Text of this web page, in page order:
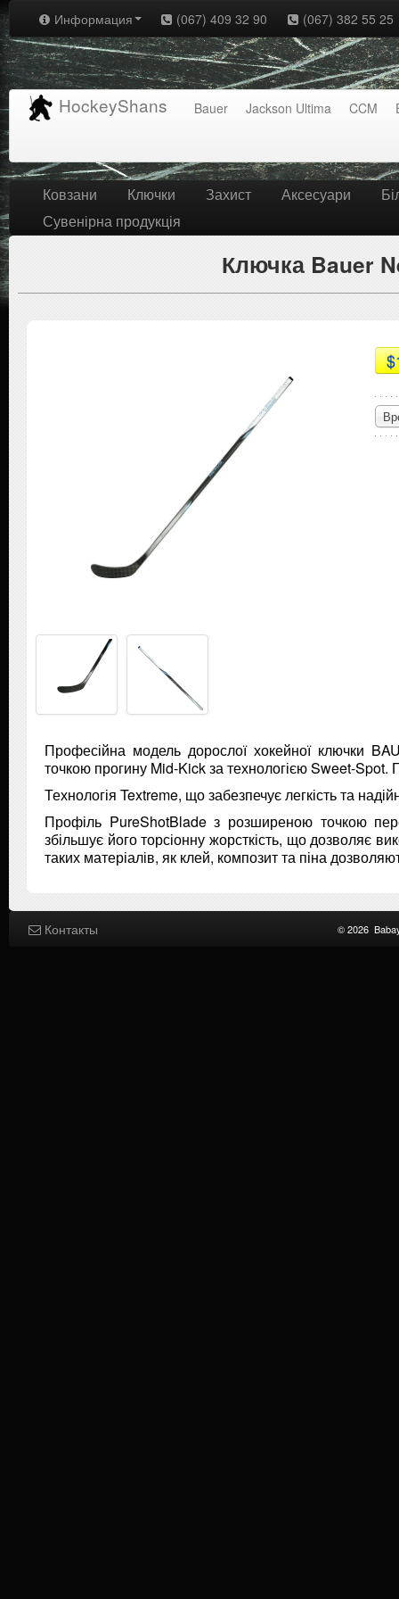
Информация (067) 409 32 90 (067) 382 55 25
HockeyShans Bauer Jackson Ultima CCM
Ковзани Ключки Захист Аксесуари
Сувенірна продукція
Ключка Bauer
Професійна модель дорослої хокейної ключки
точкою прогину Mid-Kick за технологією Sweet-Spot.
Технологія Textreme, що забезпечує легкість та
Профіль PureShotBlade з розширеною точкою
збільшує його торсіонну жорсткість, що дозволяє
таких матеріалів, як клей, композит та піна
Контакты © 2026